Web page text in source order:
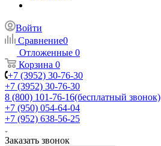
Войти
Сравнение0
Отложенные 0
Корзина 0
+7 (3952) 30-76-30
+7 (3952) 30-76-30
8 (800) 101-76-16(бесплатный звонок)
+7 (950) 054-64-04
+7 (952) 638-56-25
Заказать звонок